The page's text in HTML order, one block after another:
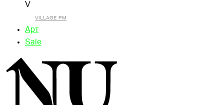
V
VILLAGE PM
Арт
Sale